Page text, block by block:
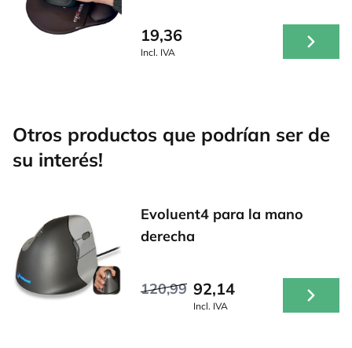
19,36
Incl. IVA
Otros productos que podrían ser de
su interés!
Evoluent4 para la mano
derecha
120,99 92,14
Incl. IVA